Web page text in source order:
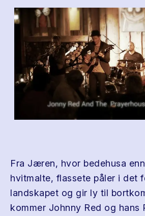
Fra Jæren, hvor bedehusa
hvitmalte, flassete påler i det
landskapet og gir ly til
kommer Johnny Red og hans